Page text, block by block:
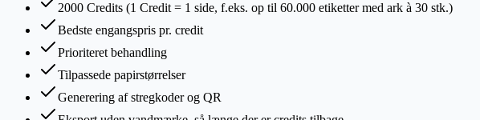
2000 Credits (1 Credit = 1 side, f.eks. op til 60.000 etiketter med ark à 30 stk.)
Bedste engangspris pr. credit
Prioriteret behandling
Tilpassede papirstørrelser
Generering af stregkoder og QR